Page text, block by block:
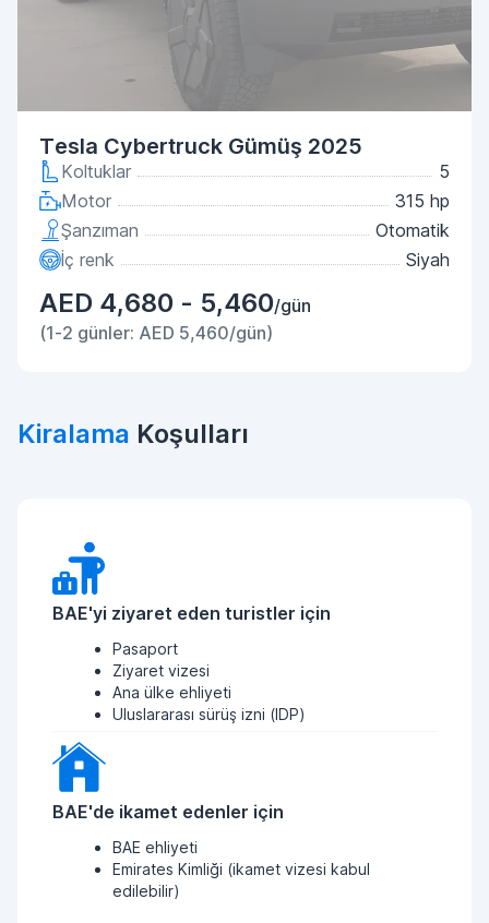
Tesla Cybertruck Gümüş 2025
Koltuklar
5
Motor
315 hp
Şanzıman
Otomatik
İç renk
Siyah
AED 4,680 - 5,460/gün
(1-2 günler: AED 5,460/gün)
Kiralama Koşulları
BAE'yi ziyaret eden turistler için
Pasaport
Ziyaret vizesi
Ana ülke ehliyeti
Uluslararası sürüş izni (IDP)
BAE'de ikamet edenler için
BAE ehliyeti
Emirates Kimliği (ikamet vizesi kabul
edilebilir)